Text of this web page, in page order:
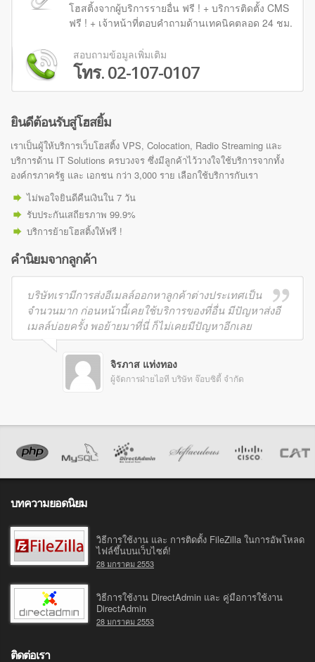
โฮสติ้งจากผู้บริการรายอื่น ฟรี ! + บริการติดตั้ง CMS
ฟรี ! + เจ้าหน้าที่ตอบคำถามด้านเทคนิคตลอด 24 ชม.
สอบถามข้อมูลเพิ่มเติม
โทร. 02-107-0107
ยินดีต้อนรับสู่โฮสยิ้ม
เราเป็นผู้ให้บริการเว็บโฮสติ้ง VPS, Colocation, Radio Streaming และ
บริการด้าน IT Solutions ครบวงจร ซึ่งมีลูกค้าไว้วางใจใช้บริการจากทั้ง
องค์กรภาครัฐ และ เอกชน กว่า 3,000 ราย เลือกใช้บริการกับเรา
ไม่พอใจยินดีคืนเงินใน 7 วัน
รับประกันเสถียรภาพ 99.9%
บริการย้ายโฮสติ้งให้ฟรี !
คำนิยมจากลูกค้า
บริษัทเรามีการส่งอีเมลล์ออกหาลูกค้าต่างประเทศเป็น
จำนวนมาก ก่อนหน้านี้เคยใช้บริการของที่อื่น มีปัญหาส่งอี
เมลล์บ่อยครั้ง พอย้ายมาที่นี่ ก็ไม่เคยมีปัญหาอีกเลย
จิรภาส แท่งทอง
ผู้จัดการฝ่ายไอที บริษัท จ๊อบซิตี้ จำกัด
บทความยอดนิยม
วิธีการใช้งาน และ การติดตั้ง FileZilla ในการอัพโหลด
ไฟล์ขึ้นบนเว็บไซต์!
28 มกราคม 2553
วิธีการใช้งาน DirectAdmin และ คู่มือการใช้งาน
DirectAdmin
28 มกราคม 2553
ติดต่อเรา